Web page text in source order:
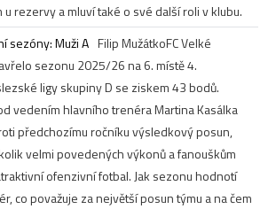
rezervy a mluví také o své další roli v klubu.
sezóny: Muži A Filip MužátkoFC Velké
sezonu 2025/26 na 6. místě 4.
ligy skupiny D se ziskem 43 bodů.
vedením hlavního trenéra Martina Kasálka
předchozímu ročníku výsledkový posun,
velmi povedených výkonů a fanouškům
ofenzivní fotbal. Jak sezonu hodnotí
co považuje za největší posun týmu a na čem